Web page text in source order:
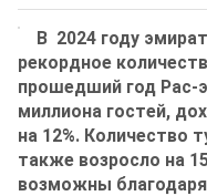
В 2024 году
рекордное
прошедший год Рас-
миллиона гостей,
на 12%. Количество
также возросло на
возможны